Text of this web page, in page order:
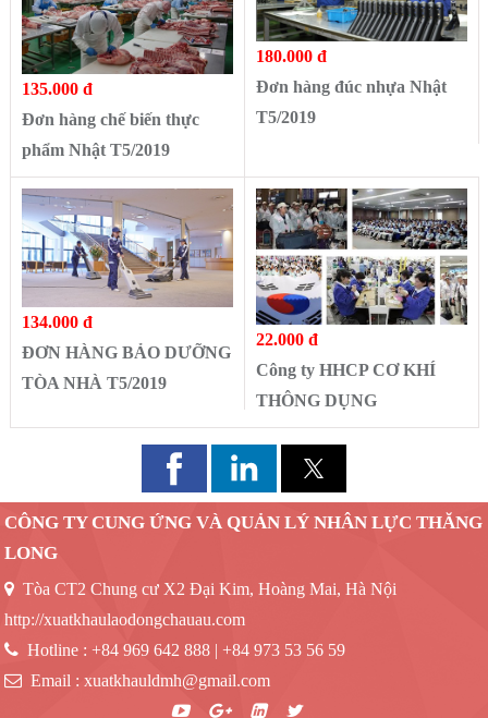
135.000 đ
Đơn hàng chế biến thực
phẩm Nhật T5/2019
180.000 đ
Đơn hàng đúc nhựa Nhật
T5/2019
134.000 đ
ĐƠN HÀNG BẢO DƯỠNG
TÒA NHÀ T5/2019
22.000 đ
Công ty HHCP CƠ KHÍ
THÔNG DỤNG
CÔNG TY CUNG ỨNG VÀ QUẢN LÝ NHÂN LỰC THĂNG
LONG
Tòa CT2 Chung cư X2 Đại Kim, Hoàng Mai, Hà Nội
http://xuatkhaulaodongchauau.com
Hotline :+84 969 642 888 | +84 973 53 56 59
Email :xuatkhauldmh@gmail.com